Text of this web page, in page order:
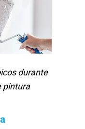
durante
pintura